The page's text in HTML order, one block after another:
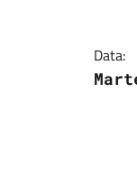
Data: